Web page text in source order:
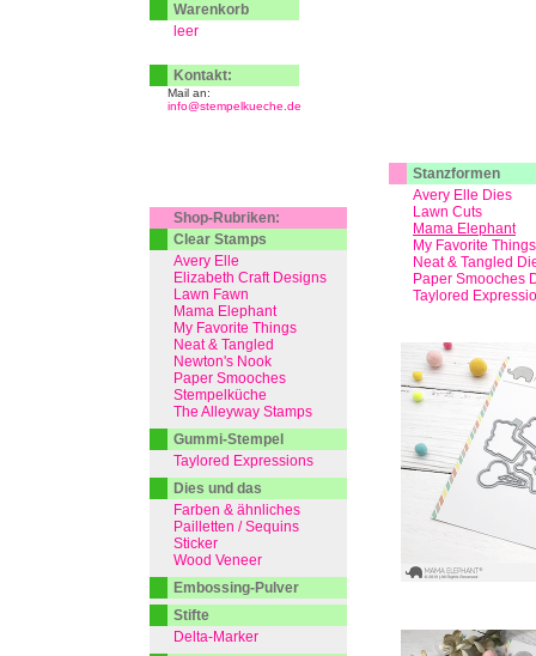
Stanzformen
Avery Elle Dies
Lawn Cuts
Mama Elephant
My Favorite Things
Neat & Tangled
Paper Smooches
Taylored
Warenkorb
leer
Kontakt:
Mail an:
info@stempelkueche.de
Shop-Rubriken:
Clear Stamps
Avery Elle
Elizabeth Craft Designs
Lawn Fawn
Mama Elephant
My Favorite Things
Neat & Tangled
Newton's Nook
Paper Smooches
Stempelküche
The Alleyway Stamps
Gummi-Stempel
Taylored Expressions
Dies und das
Farben & ähnliches
Pailletten / Sequins
Sticker
Wood Veneer
Embossing-Pulver
Stifte
Delta-Marker